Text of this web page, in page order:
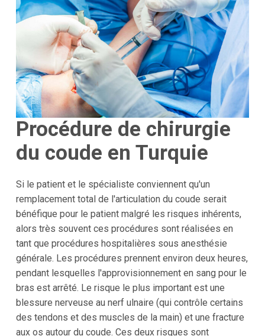
Procédure de chirurgie
du coude en Turquie
Si le patient et le spécialiste conviennent qu'un
remplacement total de l'articulation du coude serait
bénéfique pour le patient malgré les risques inhérents,
alors très souvent ces procédures sont réalisées en
tant que procédures hospitalières sous anesthésie
générale. Les procédures prennent environ deux heures,
pendant lesquelles l'approvisionnement en sang pour le
bras est arrêté. Le risque le plus important est une
blessure nerveuse au nerf ulnaire (qui contrôle certains
des tendons et des muscles de la main) et une fracture
aux os autour du coude. Ces deux risques sont